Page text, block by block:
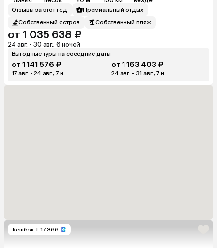
Отзывы за этот год
Премиальный отдых
Собственный остров
Собственный пляж
от 1 035 638 ₽
24 авг. - 30 авг., 6 ночей
Выгодные туры на соседние даты
от 1 141 576 ₽
17 авг. - 24 авг., 7 н.
от 1 163 403 ₽
24 авг. - 31 авг., 7 н.
Кешбэк + 17 366